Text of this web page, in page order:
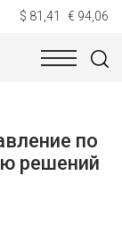
$ 81,41 € 94,06
по
решений